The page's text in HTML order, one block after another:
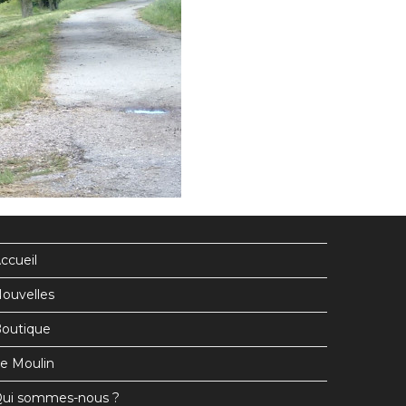
Moulin
sommes-nous ?